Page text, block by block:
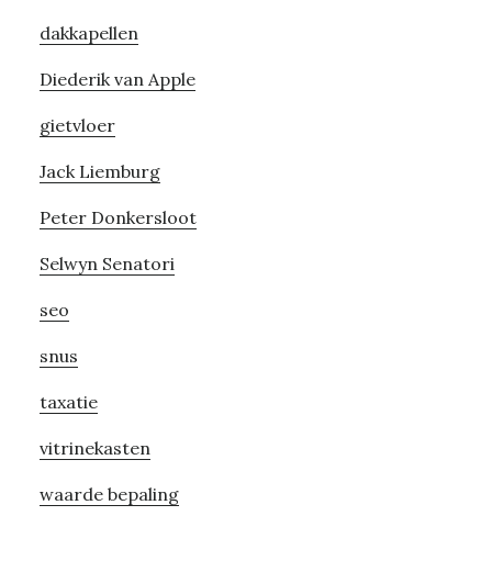
dakkapellen
Diederik van Apple
gietvloer
Jack Liemburg
Peter Donkersloot
Selwyn Senatori
seo
snus
taxatie
vitrinekasten
waarde bepaling